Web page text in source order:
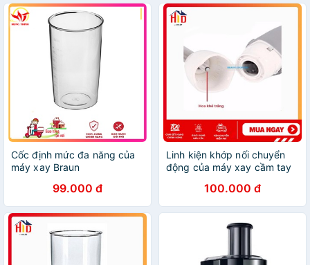
Cốc định mức đa năng của
máy xay Braun
99.000 đ
Linh kiện khớp nối chuyển
động của máy xay cầm tay
100.000 đ